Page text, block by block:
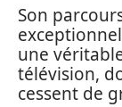
Son
une
télévision,
cessent de